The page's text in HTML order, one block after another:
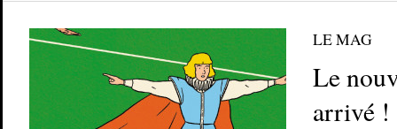
LE MAG
Le
arrivé !